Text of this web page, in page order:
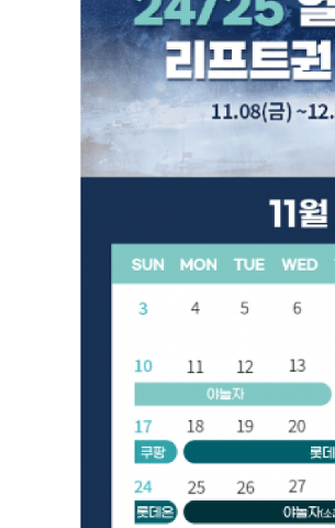
24/25 곤지암 리조트 얼리